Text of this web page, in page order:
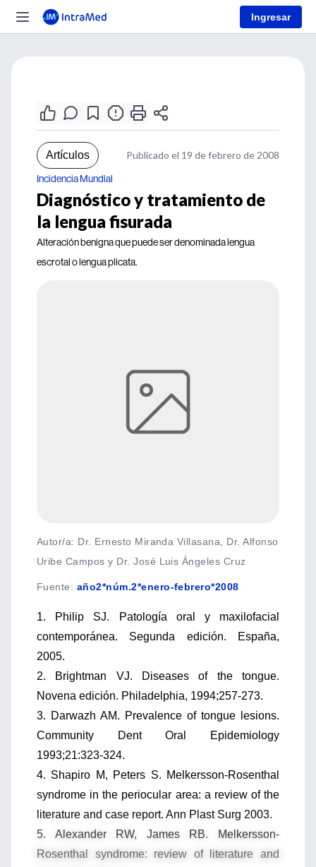
Ingresar
Artículos Publicado el 19 de febrero de 2008
Incidencia Mundial
Diagnóstico y tratamiento de
la lengua fisurada
Alteración benigna que puede ser denominada lengua
escrotal o lengua plicata.
Autor/a: Dr. Ernesto Miranda Villasana, Dr. Alfonso
Uribe Campos y Dr. José Luis Ángeles Cruz
Fuente: año2*núm.2*enero-febrero*2008
1. Philip SJ. Patología oral y maxilofacial
contemporánea. Segunda edición. España,
2005.
2. Brightman VJ. Diseases of the tongue.
Novena edición. Philadelphia, 1994;257-273.
3. Darwazh AM. Prevalence of tongue lesions.
Community Dent Oral Epidemiology
1993;21:323-324.
4. Shapiro M, Peters S. Melkersson-Rosenthal
syndrome in the periocular area: a review of the
literature and case report. Ann Plast Surg 2003.
5. Alexander RW, James RB. Melkersson-
Rosenthal syndrome: review of literature and